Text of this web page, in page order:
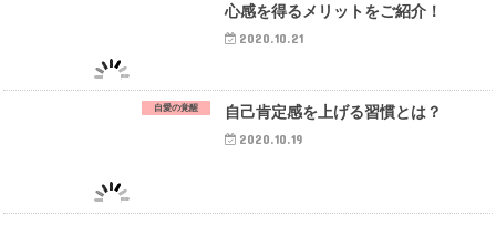
心感を得るメリットをご紹介！
2020.10.21
自愛の覚醒 自己肯定感を上げる習慣とは？
2020.10.19